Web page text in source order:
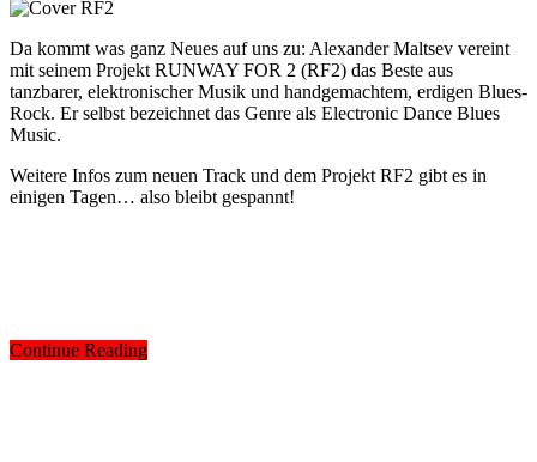
Da kommt was ganz Neues auf uns zu: Alexander Maltsev vereint
mit seinem Projekt RUNWAY FOR 2 (RF2) das Beste aus
tanzbarer, elektronischer Musik und handgemachtem, erdigen Blues-
Rock. Er selbst bezeichnet das Genre als Electronic Dance Blues
Music.
Weitere Infos zum neuen Track und dem Projekt RF2 gibt es in
einigen Tagen… also bleibt gespannt!
Continue Reading